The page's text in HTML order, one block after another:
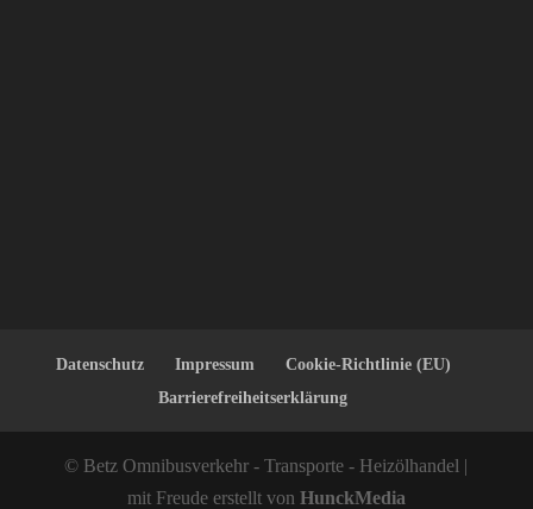
Datenschutz Impressum
Cookie-Richtlinie (EU)
Barrierefreiheitserklärung
© Betz Omnibusverkehr - Transporte - Heizölhandel |
mit Freude erstellt von HunckMedia